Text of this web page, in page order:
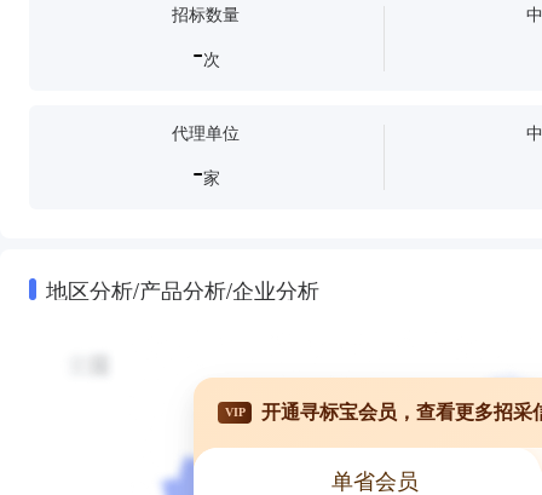
招标数量
-次
代理单位
-家
地区分析/产品分析/企业分析
VIP 开通寻标宝会员，查看更多招采
单省会员